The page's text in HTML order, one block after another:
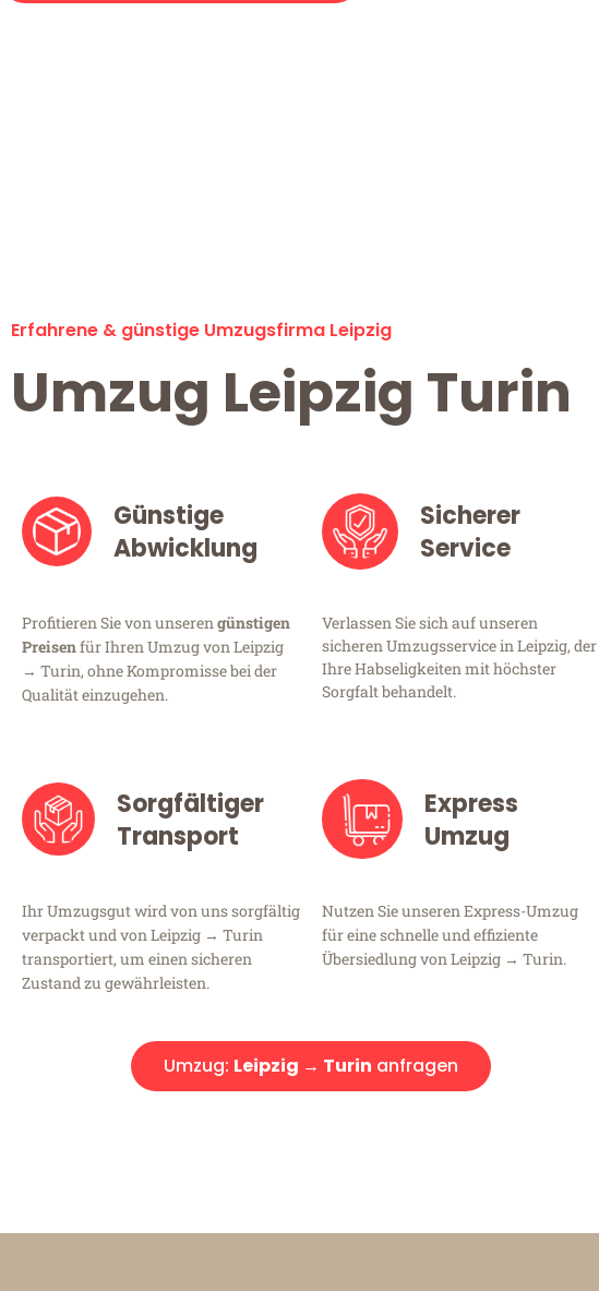
Erfahrene & günstige Umzugsfirma Leipzig
Umzug Leipzig Turin
Günstige
Abwicklung
Profitieren Sie von unserengünstigen
Preisenfür Ihren Umzug von Leipzig
→ Turin, ohne Kompromisse bei der
Qualität einzugehen.
Sicherer
Service
Verlassen Sie sich auf unseren
sicheren Umzugsservice in Leipzig, der
Ihre Habseligkeiten mit höchster
Sorgfalt behandelt.
Sorgfältiger
Transport
Ihr Umzugsgut wird von uns sorgfältig
verpackt und von Leipzig → Turin
transportiert, um einen sicheren
Zustand zu gewährleisten.
Express
Umzug
Nutzen Sie unseren Express-Umzug
für eine schnelle und effiziente
Übersiedlung von Leipzig → Turin.
Umzug: Leipzig → Turin anfragen